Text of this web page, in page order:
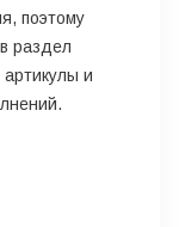
поэтому
раздел
и